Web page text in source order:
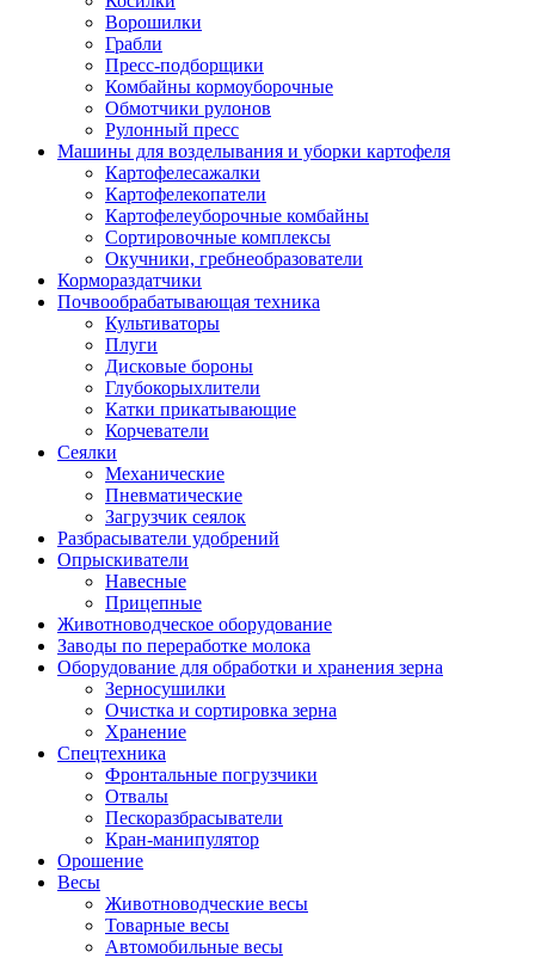
Ворошилки
Грабли
Пресс-подборщики
Комбайны кормоуборочные
Обмотчики рулонов
Рулонный пресс
Машины для возделывания и уборки картофеля
Картофелесажалки
Картофелекопатели
Картофелеуборочные комбайны
Сортировочные комплексы
Окучники, гребнеобразователи
Кормораздатчики
Почвообрабатывающая техника
Культиваторы
Плуги
Дисковые бороны
Глубокорыхлители
Катки прикатывающие
Корчеватели
Сеялки
Механические
Пневматические
Загрузчик сеялок
Разбрасыватели удобрений
Опрыскиватели
Навесные
Прицепные
Животноводческое оборудование
Заводы по переработке молока
Оборудование для обработки и хранения зерна
Зерносушилки
Очистка и сортировка зерна
Хранение
Спецтехника
Фронтальные погрузчики
Отвалы
Пескоразбрасыватели
Кран-манипулятор
Орошение
Весы
Животноводческие весы
Товарные весы
Автомобильные весы